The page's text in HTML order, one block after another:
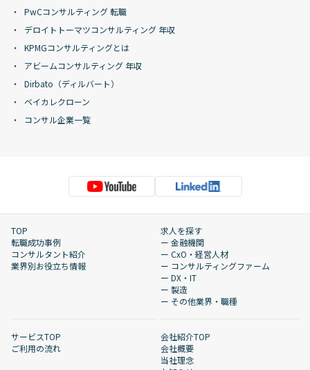
PwCコンサルティング 転職
デロイトトーマツコンサルティング 年収
KPMGコンサルティングとは
アビームコンサルティング 年収
Dirbato（ディルバート）
ベイカレクローン
コンサル企業一覧
TOP
転職成功事例
コンサルタント紹介
業界別お役立ち情報
求人を探す
ー 金融機関
ー CxO・経営人材
ー コンサルティングファーム
ー DX・IT
ー 製造
ー その他業界・職種
サービスTOP
ご利用の流れ
会社紹介TOP
会社概要
当社理念